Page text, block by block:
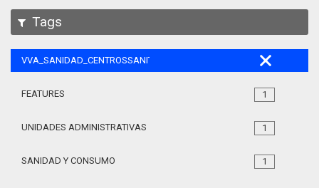
Tags
VVA_SANIDAD_CENTROSSANITARIOS_105
1
FEATURES
1
UNIDADES ADMINISTRATIVAS
1
SANIDAD Y CONSUMO